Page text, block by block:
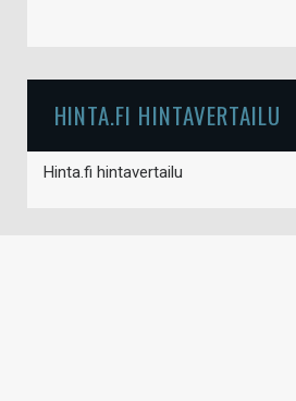
HINTA.FI HINTAVERTAILU
Hinta.fi hintavertailu